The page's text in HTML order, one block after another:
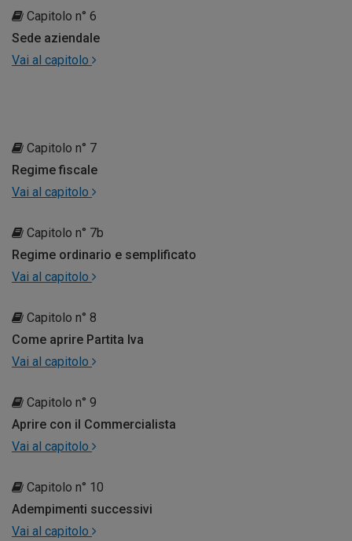
Capitolo n° 6
Sede aziendale
Vai al capitolo
Capitolo n° 7
Regime fiscale
Vai al capitolo
Capitolo n° 7b
Regime ordinario e semplificato
Vai al capitolo
Capitolo n° 8
Come aprire Partita Iva
Vai al capitolo
Capitolo n° 9
Aprire con il Commercialista
Vai al capitolo
Capitolo n° 10
Adempimenti successivi
Vai al capitolo